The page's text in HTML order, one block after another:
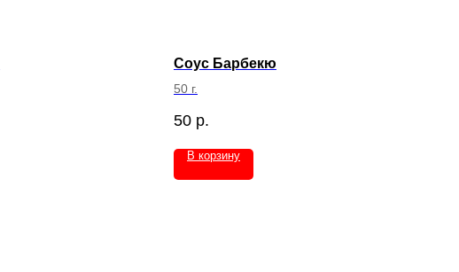
Соус Барбекю
50 г.
50 р.
В корзину